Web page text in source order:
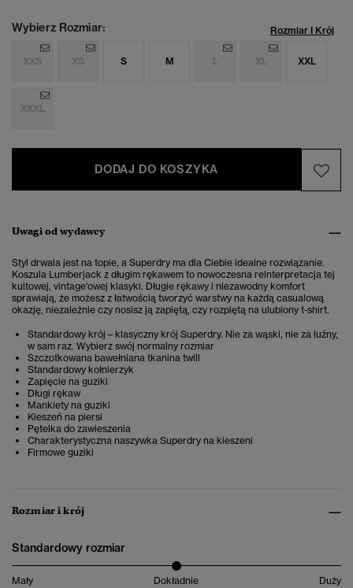
Wybierz Rozmiar: Rozmiar I Krój
XXS XS S M L XL XXL
XXXL
DODAJ DO KOSZYKA
Uwagi od wydawcy
Styl drwala jest na topie, a Superdry ma dla Ciebie idealne rozwiązanie.
Koszula Lumberjack z długim rękawem to nowoczesna reinterpretacja tej
kultowej, vintage'owej klasyki. Długie rękawy i niezawodny komfort
sprawiają, że możesz z łatwością tworzyć warstwy na każdą casualową
okazję, niezależnie czy nosisz ją zapiętą, czy rozpiętą na ulubiony t-shirt.
Standardowy krój – klasyczny krój Superdry. Nie za wąski, nie za luźny,
w sam raz. Wybierz swój normalny rozmiar
Szczotkowana bawełniana tkanina twill
Standardowy kołnierzyk
Zapięcie na guziki
Długi rękaw
Mankiety na guziki
Kieszeń na piersi
Pętelka do zawieszenia
Charakterystyczna naszywka Superdry na kieszeni
Firmowe guziki
Rozmiar i krój
Standardowy rozmiar
Mały Dokładnie Duży